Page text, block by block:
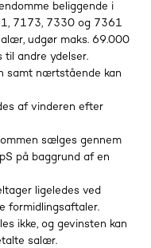
beliggende i
7173, 7330 og 7361
udgør maks. 69.000
til andre ydelser.
samt nærtstående kan
af vinderen efter
sælges gennem
på baggrund af en
ligeledes ved
formidlingsaftaler.
ikke, og gevinsten kan
salær.